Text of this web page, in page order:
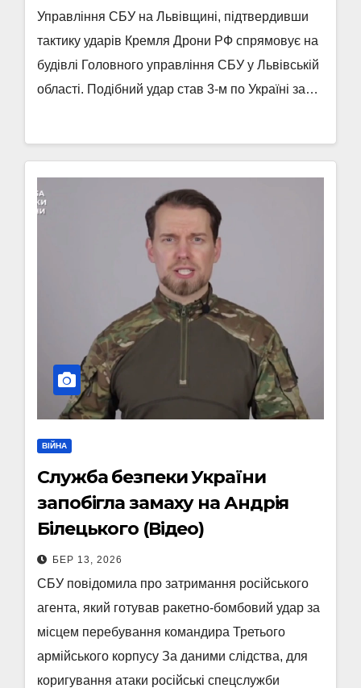
Управління СБУ на Львівщині, підтвердивши
тактику ударів Кремля Дрони РФ спрямовує на
будівлі Головного управління СБУ у Львівській
області. Подібний удар став 3-м по Україні за…
ВІЙНА
Служба безпеки України
запобігла замаху на Андрія
Білецького (Відео)
БЕР 13, 2026
СБУ повідомила про затримання російського
агента, який готував ракетно-бомбовий удар за
місцем перебування командира Третього
армійського корпусу За даними слідства, для
коригування атаки російські спецслужби